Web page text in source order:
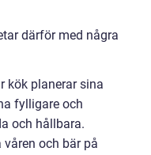
därför med några
kök planerar sina
fylligare och
och hållbara.
och bär på